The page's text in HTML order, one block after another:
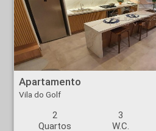
Apartamento - Vila do Golf - Ribeirão Preto
Apartamento
Vila do Golf
2
Quartos
3
W.C.